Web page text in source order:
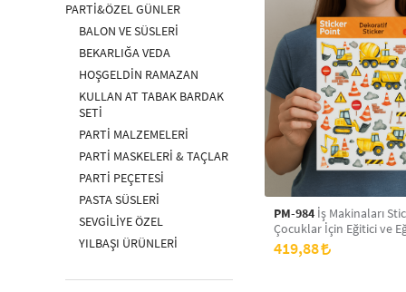
PARTİ&ÖZEL GÜNLER
BALON VE SÜSLERİ
BEKARLIĞA VEDA
HOŞGELDİN RAMAZAN
KULLAN AT TABAK BARDAK
SETİ
PARTİ MALZEMELERİ
PARTİ MASKELERİ & TAÇLAR
PARTİ PEÇETESİ
PASTA SÜSLERİ
SEVGİLİYE ÖZEL
YILBAŞI ÜRÜNLERİ
PM-984 İş Makinaları
Çocuklar İçin Eğitici ve
Çıkartmalar (32 Adet)
419,88